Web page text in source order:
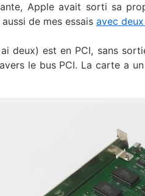
Apple avait sorti sa
aussi de mes essais avec
deux) est en PCI, sans
le bus PCI. La carte a